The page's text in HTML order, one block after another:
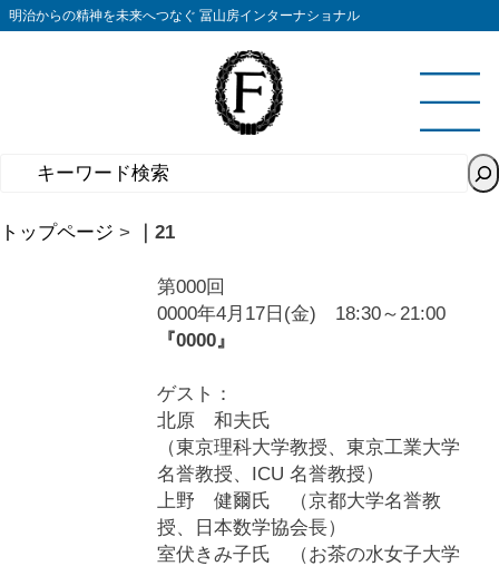
コ
テ
ン
ツ
明治からの精神を未来へつなぐ 冨山房インターナショナル
トップページ > ｜21
第000回
0000年4月17日(金) 18:30～21:00
『0000』
ゲスト：
北原 和夫氏
（東京理科大学教授、東京工業大学
名誉教授、ICU 名誉教授）
上野 健爾氏 （京都大学名誉教
授、日本数学協会長）
室伏きみ子氏 （お茶の水女子大学